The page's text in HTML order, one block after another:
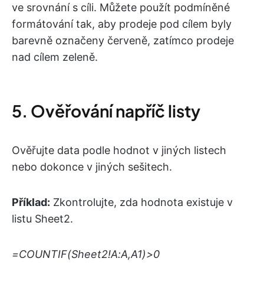
ve srovnání s cíli. Můžete použít podmíněné
formátování tak, aby prodeje pod cílem byly
barevně označeny červeně, zatímco prodeje
nad cílem zeleně.
5. Ověřování napříč listy
Ověřujte data podle hodnot v jiných listech
nebo dokonce v jiných sešitech.
Příklad: Zkontrolujte, zda hodnota existuje v
listu Sheet2.
=COUNTIF(Sheet2!A:A,A1)>0